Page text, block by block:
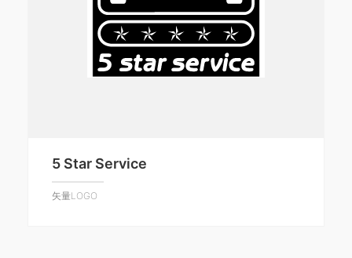
5 Star Service
矢量LOGO